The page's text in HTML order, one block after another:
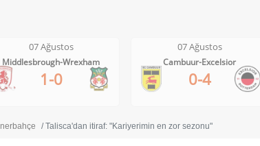
07 Ağustos
Middlesbrough-Wrexham
1-0
07 Ağustos
Cambuur-Excelsior
0-4
Talisca'dan itiraf: "Kariyerimin en zor sezonu"